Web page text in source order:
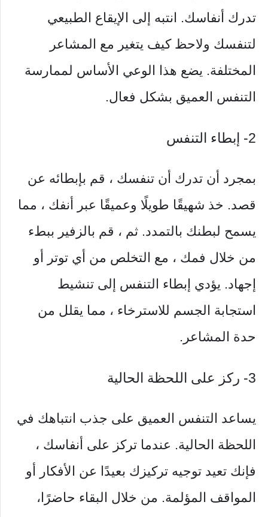
تدرك أنفاسك. انتبه إلى الإيقاع الطبيعي
لتنفسك ولاحظ كيف يتغير مع المشاعر
المختلفة. يضع هذا الوعي الأساس لممارسة
التنفس العميق بشكل فعال.
2- إبطاء التنفس
بمجرد أن تدرك أن تنفسك ، قم بإبطائه عن
قصد. خذ شهيقًا طويلًا وعميقًا عبر أنفك ، مما
يسمح لبطنك بالتمدد. ثم ، قم بالزفير ببطء
من خلال فمك ، مع التخلص من أي توتر أو
إجهاد. يؤدي إبطاء التنفس إلى تنشيط
استجابة الجسم للاسترخاء ، مما يقلل من
حدة المشاعر.
3- ركز على اللحظة الحالية
يساعد التنفس العميق على جذب انتباهك في
اللحظة الحالية. عندما تركز على أنفاسك ،
فإنك تعيد توجيه تركيزك بعيدًا عن الأفكار أو
المواقف المؤلمة. من خلال البقاء حاضرًا،